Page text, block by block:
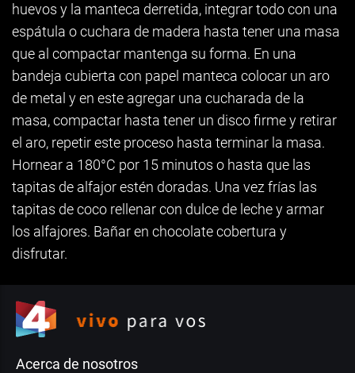
huevos y la manteca derretida, integrar todo con una
espátula o cuchara de madera hasta tener una masa
que al compactar mantenga su forma. En una
bandeja cubierta con papel manteca colocar un aro
de metal y en este agregar una cucharada de la
masa, compactar hasta tener un disco firme y retirar
el aro, repetir este proceso hasta terminar la masa.
Hornear a 180°C por 15 minutos o hasta que las
tapitas de alfajor estén doradas. Una vez frías las
tapitas de coco rellenar con dulce de leche y armar
los alfajores. Bañar en chocolate cobertura y
disfrutar.
Acerca de nosotros